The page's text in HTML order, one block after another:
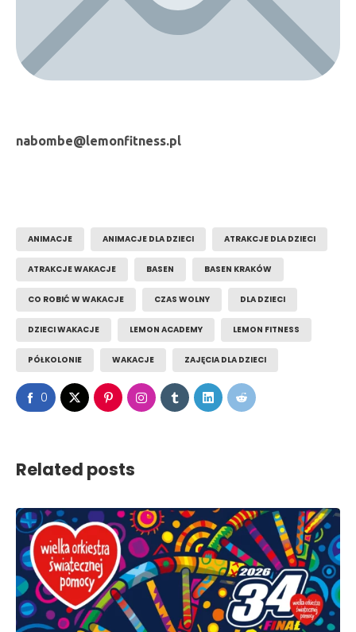
nabombe@lemonfitness.pl
ANIMACJE ANIMACJE DLA DZIECI ATRAKCJE DLA DZIECI
ATRAKCJE WAKACJE BASEN BASEN KRAKÓW
CO ROBIĆ W WAKACJE CZAS WOLNY DLA DZIECI
DZIECI WAKACJE LEMON ACADEMY LEMON FITNESS
PÓŁKOLONIE WAKACJE ZAJĘCIA DLA DZIECI
0
Related posts